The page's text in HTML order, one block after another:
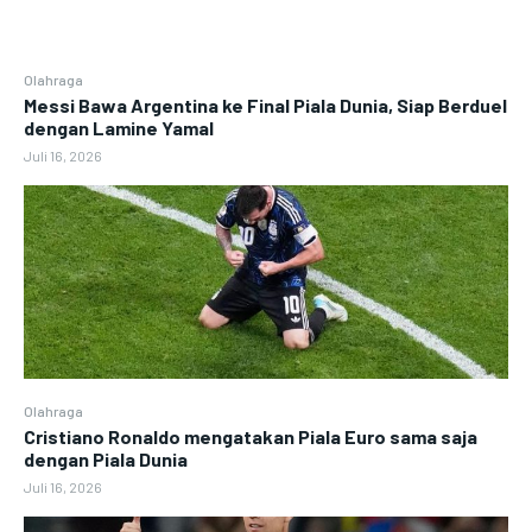
Olahraga
Messi Bawa Argentina ke Final Piala Dunia, Siap Berduel
dengan Lamine Yamal
Juli 16, 2026
Olahraga
Cristiano Ronaldo mengatakan Piala Euro sama saja
dengan Piala Dunia
Juli 16, 2026